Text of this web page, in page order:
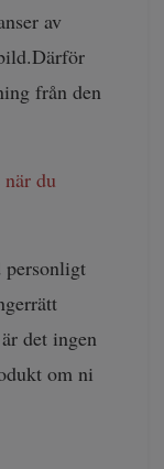
av
från den
du
personligt
det ingen
om ni